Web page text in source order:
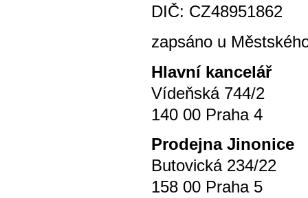
DIČ: CZ48951862
zapsáno u
Hlavní kancelář
Vídeňská 744/2
140 00 Praha 4
Prodejna Jinonice
Butovická 234/22
158 00 Praha 5